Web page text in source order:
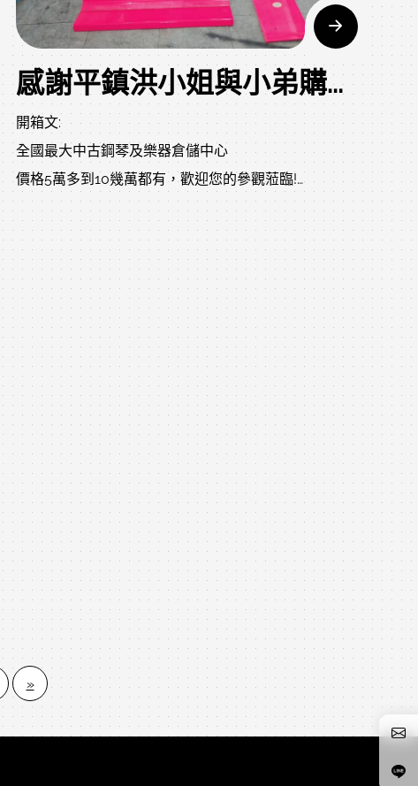
當小弟帶著一些沮喪及哀傷要離開倉庫時，爸爸媽媽突
然又來電說，算了直接訂好了，請小弟等她們，她們馬
上下高速公路，真的..不到最後關頭不要輕言放棄..
謝謝爸爸媽媽給予的正能量，後續我們會服務完善的。
感謝江小姐願意與小弟購買YAMAHA G2演奏琴
媽媽的孩子其實才初學，但擁有一台演奏琴是媽媽的夢
想，加上身邊的朋友，也是小弟的舊顧客，當初第一台
琴就買要價20萬的新琴，不到一年又換演奏琴，現在孩
子才學兩年已常常出國比賽，國內外都是常勝軍。
有這個案例，江小姐希望自己的孩子也可以，就算不
行，自己也會彈完全不浪費，而且人生短短幾個秋，即
時行樂，為自己圓夢買個快樂不為過。
媽媽不算是大富人家，也是要分期購買，看到媽媽為孩
子付出真的很感動，媽媽說看著姐弟倆四手聯彈是她的
願望，也是一幅美麗的畫..
感謝平鎮洪小姐與小弟購買YAMAHA U1
開箱文:
全國最大中古鋼琴及樂器倉儲中心
價格5萬多到10幾萬都有，歡迎您的參觀蒞臨!
專賣款式特色:
內裝耗品更換新、外裝重新烤補漆、觸鍵紮實、回饋
好、音色美!1.由專業技師嚴選，品檢，整理，整調，更
新
2.三年完整全國通路保固
3.贈送全新全套配件無需額外花費購買附件
4.專業搬琴師父免費搬運到府小弟及我們團隊願給您更
高的品質，更好的保障，更專業的保固，更完善的售後
服務，真的值得您的信賴!
2019年09月06日 08:00:00
千呼萬喚、萬眾期盼!本次二手鋼琴貨櫃終於海運入倉!
若爸爸媽媽還沒有購鋼琴的話，歡迎您們趁琴最多的時
候趕快來挑選喔!下次有這麼多狀況優良的鋼琴已不知
道是何時了!
買琴真的是需要緣份
這次終於來了，
千萬不要錯過喔!
»